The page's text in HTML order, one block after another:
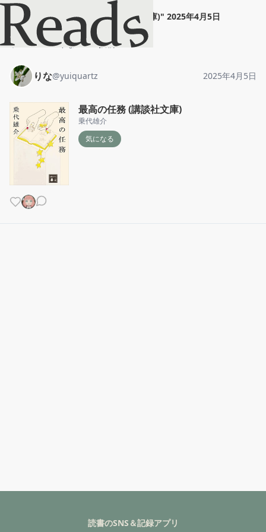
りな "最高の任務 (講談社文庫)" 2025年4月5日
ホーム りな 投稿
りな@yuiquartz 2025年4月5日
最高の任務 (講談社文庫)
乗代雄介
気になる
読書のSNS＆記録アプリ